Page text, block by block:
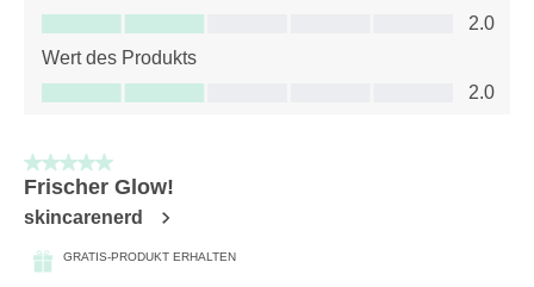
Qualität des Produkts, 2.0 von 5
2.0
Wert des Produkts
Wert des Produkts, 2.0 von 5
2.0
5 von 5 Sternen.
Frischer Glow!
skincarenerd
GRATIS-PRODUKT ERHALTEN